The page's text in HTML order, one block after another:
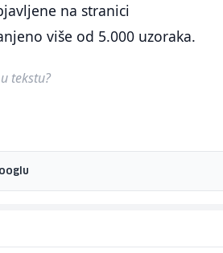
na stranici
više od 5.000 uzoraka.
tekstu?